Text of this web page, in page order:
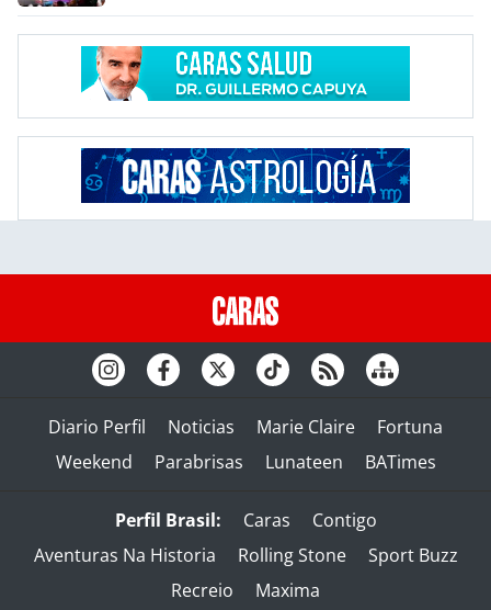
Diario Perfil Noticias Marie Claire
Fortuna
Weekend
Parabrisas Lunateen BATimes
Perfil Brasil: Caras
Contigo
Aventuras Na Historia
Rolling Stone
Sport Buzz
Recreio
Maxima